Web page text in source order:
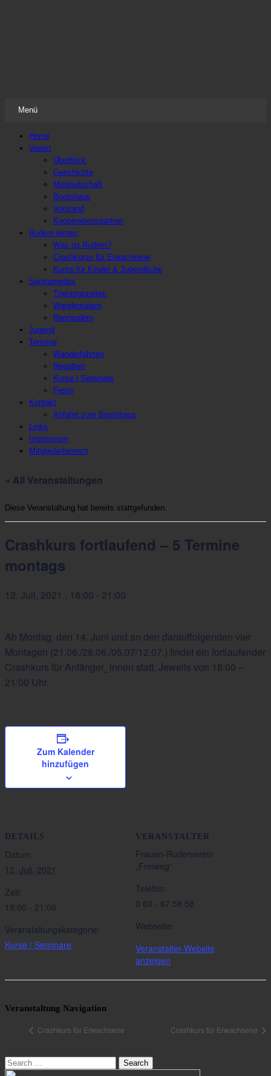
Menü
Inhalt
springen
Home
Verein
Überblick
Geschichte
Mitgliedschaft
Bootshaus
Vorstand
Kooperationspartner
Rudern lernen
Was ist Rudern?
Crashkurse für Erwachsene
Kurse für Kinder & Jugendliche
Sportangebot
Trainingszeiten
Wanderrudern
Rennrudern
Jugend
Termine
Wanderfahrten
Regatten
Kurse | Seminare
Feste
Kontakt
Anfahrt zum Bootshaus
Links
Impressum
Mitgliederbereich
« All Veranstaltungen
Diese Veranstaltung hat bereits stattgefunden.
Crashkurs fortlaufend – 5 Termine
montags
12. Juli, 2021 , 18:00 - 21:00
Ab Montag, den 14. Juni und an den darauffolgenden vier
Montagen (21.06./28.06./05.07/12.07.) findet ein fortlaufender
Crashkurs für Anfänger_innen statt. Jeweils von 18:00 –
21:00 Uhr.
Zum Kalender
hinzufügen
DETAILS
Datum:
12. Juli, 2021
Zeit:
18:00 - 21:00
Veranstaltungskategorie:
Kurse | Seminare
VERANSTALTER
Frauen-Ruderverein
„Freiweg“
Telefon:
0 69 - 67 58 58
Webseite:
Veranstalter-Website
anzeigen
Veranstaltung Navigation
Crashkurs für Erwachsene Crashkurs für Erwachsene
Search